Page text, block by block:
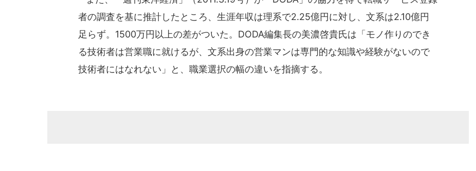
者の調査を基に推計したところ、生涯年収は理系で2.25億円に対し、文系は2.10億円
足らず。1500万円以上の差がついた。DODA編集長の美濃啓貴氏は「モノ作りのでき
る技術者は営業職に就けるが、文系出身の営業マンは専門的な知識や経験がないので
技術者にはなれない」と、職業選択の幅の違いを指摘する。